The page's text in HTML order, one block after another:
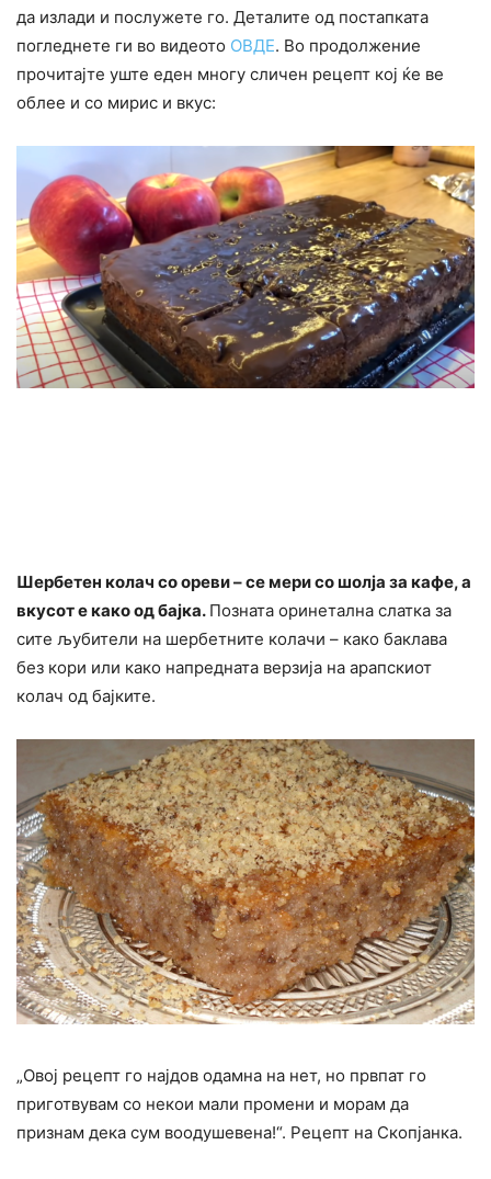
да излади и послужете го. Деталите од постапката
погледнете ги во видеото ОВДЕ. Во продолжение
прочитајте уште еден многу сличен рецепт кој ќе ве
облее и со мирис и вкус:
Шербетен колач со ореви – се мери со шолја за кафе, а
вкусот е како од бајка. Позната оринетална слатка за
сите љубители на шербетните колачи – како баклава
без кори или како напредната верзија на арапскиот
колач од бајките.
„Овој рецепт го најдов одамна на нет, но првпат го
приготвувам со некои мали промени и морам да
признам дека сум воодушевена!“. Рецепт на Скопјанка.